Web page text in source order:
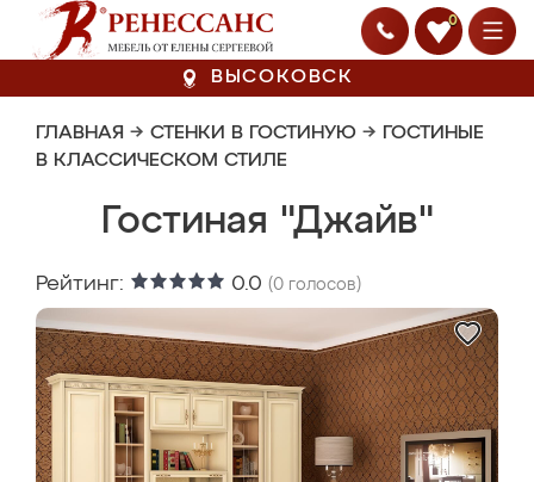
0
ВЫСОКОВСК
ГЛАВНАЯ → СТЕНКИ В ГОСТИНУЮ → ГОСТИНЫЕ
В КЛАССИЧЕСКОМ СТИЛЕ
Гостиная "Джайв"
Рейтинг: 0.0 (0 голосов)